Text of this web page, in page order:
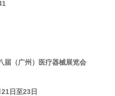
（广州）医疗器械展览会
日至23日